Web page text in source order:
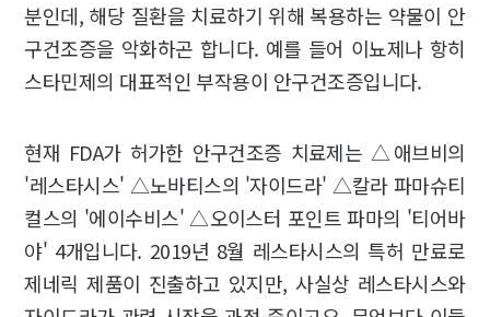
분인데, 해당 질환을 치료하기 위해 복용하는 약물이 안
구건조증을 악화하곤 합니다. 예를 들어 이뇨제나 항히
스타민제의 대표적인 부작용이 안구건조증입니다.
현재 FDA가 허가한 안구건조증 치료제는 △애브비의
'레스타시스' △노바티스의 '자이드라' △칼라 파마슈티
컬스의 '에이수비스' △오이스터 포인트 파마의 '티어바
야' 4개입니다. 2019년 8월 레스타시스의 특허 만료로
제네릭 제품이 진출하고 있지만, 사실상 레스타시스와